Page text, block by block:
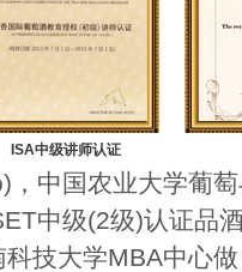
ISA中级讲师认证
国农业大学葡萄
中级(2级)认证品
技大学MBA中心